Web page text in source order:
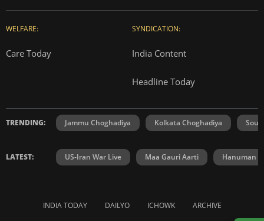
WELFARE:
Care Today
SYNDICATION:
India Content
Headline Today
TRENDING: Jammu Choghadiya Kolkata Choghadiya
LATEST: US-Iran War Live Maa Gauri Aarti Hanuman
INDIA TODAY DAILYO ICHOWK ARCHIVE